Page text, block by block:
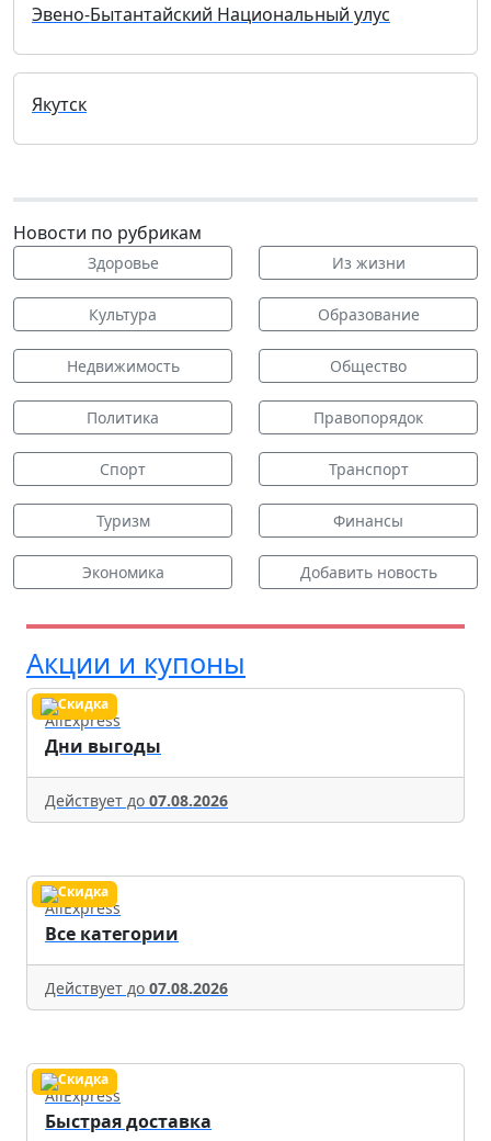
Эвено-Бытантайский Национальный улус
Якутск
Новости по рубрикам
Здоровье Из жизни
Культура Образование
Недвижимость Общество
Политика Правопорядок
Спорт Транспорт
Туризм Финансы
Экономика Добавить новость
Акции и купоны
AliExpress
Дни выгоды
Действует до 07.08.2026
AliExpress
Все категории
Действует до 07.08.2026
AliExpress
Быстрая доставка